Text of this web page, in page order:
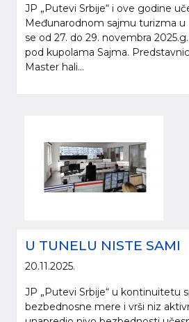
JP „Putevi Srbije“ i ove godine
Međunarodnom sajmu turizma u
se od 27. do 29. novembra
pod kupolama Sajma.
Master hali...
U TUNELU NISTE SAMI
20.11.2025.
JP „Putevi Srbije“ u kontinuitetu
bezbednosne mere i vrši niz
Molimo da prilikom korišćenja informacija,
© 2005-2026. "Putevi Srbije" d.o.o.
Poštanski